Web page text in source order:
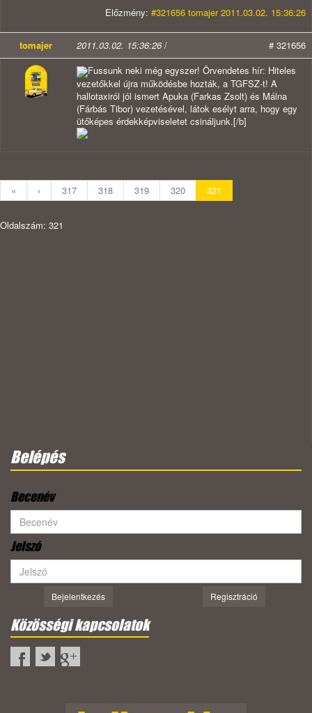
Előzmény: #321656 tomajer 2011.03.02. 15:36:26
tomajer 2011.03.02. 15:36:26/
# 321656
Fussunk neki még egyszer! Örvendetes hír: Hiteles
vezetőkkel újra működésbe hozták, a TGFSZ-t! A
hallotaxiról jól ismert Apuka (Farkas Zsolt) és Málna
(Fárbás Tibor) vezetésével, látok esélyt arra, hogy egy
ütőképes érdekképviseletet csináljunk.[/b]
« ‹ 317 318 319 320 321
Oldalszám: 321
Belépés
Becenév
Jelszó
Bejelentkezés Regisztráció
Közösségi kapcsolatok